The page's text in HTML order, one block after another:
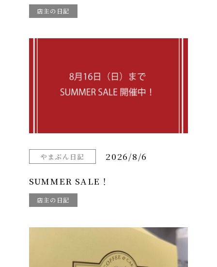
店主の日記
やまぶん日記 2026/8/6
SUMMER SALE！
店主の日記